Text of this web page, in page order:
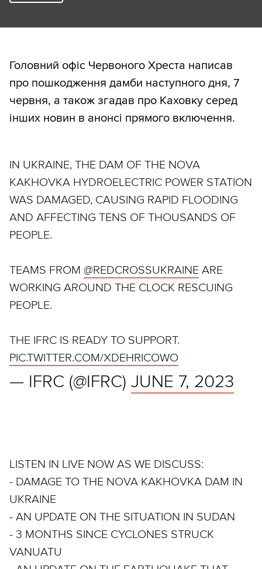
Головний офіс Червоного Хреста написав
про пошкодження дамби наступного дня, 7
червня, а також згадав про Каховку серед
інших новин в анонсі прямого включення.
IN UKRAINE, THE DAM OF THE NOVA
KAKHOVKA HYDROELECTRIC POWER STATION
WAS DAMAGED, CAUSING RAPID FLOODING
AND AFFECTING TENS OF THOUSANDS OF
PEOPLE.
TEAMS FROM @REDCROSSUKRAINE ARE
WORKING AROUND THE CLOCK RESCUING
PEOPLE.
THE IFRC IS READY TO SUPPORT.
PIC.TWITTER.COM/XDEHRICOWO
— IFRC (@IFRC) JUNE 7, 2023
LISTEN IN LIVE NOW AS WE DISCUSS:
- DAMAGE TO THE NOVA KAKHOVKA DAM IN
UKRAINE
- AN UPDATE ON THE SITUATION IN SUDAN
- 3 MONTHS SINCE CYCLONES STRUCK
VANUATU